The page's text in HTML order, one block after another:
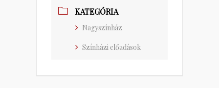
KATEGÓRIA
Nagyszínház
Színházi előadások